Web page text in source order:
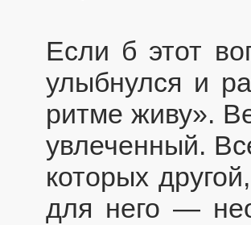
Если б этот
улыбнулся и
ритме живу».
увлеченный.
которых
для него —